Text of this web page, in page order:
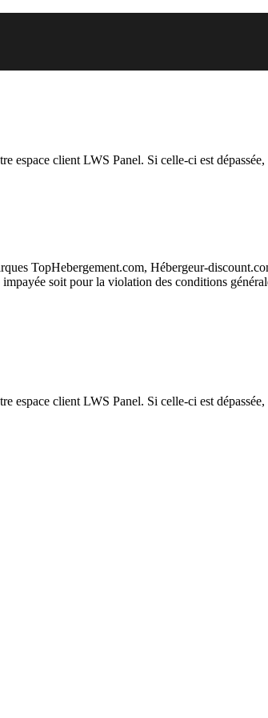
espace client LWS Panel. Si celle-ci est
TopHebergement.com, Hébergeur-
soit pour la violation des conditions
espace client LWS Panel. Si celle-ci est